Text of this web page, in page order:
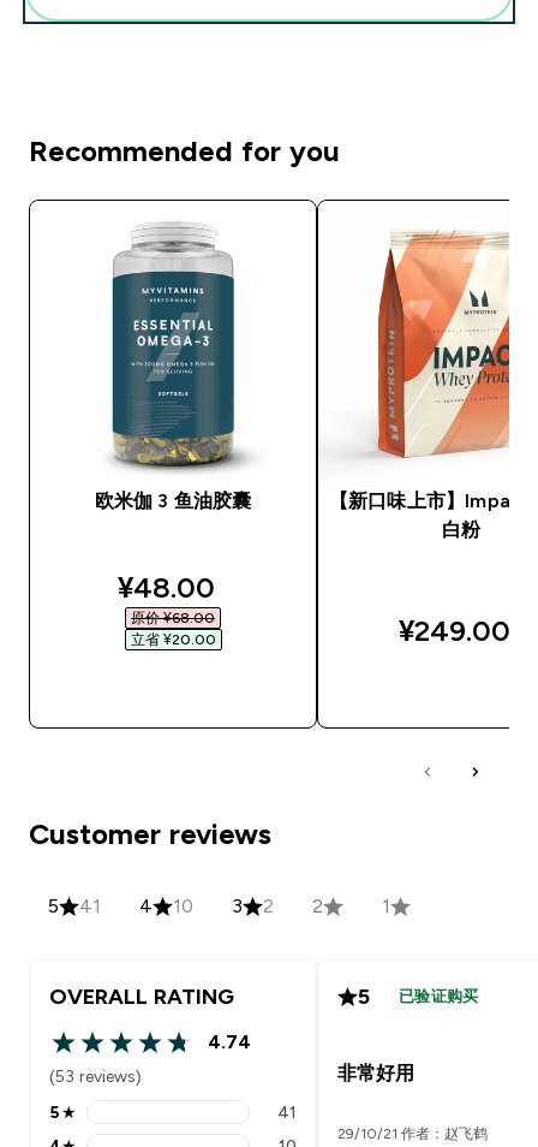
Recommended for you
欧米伽 3 鱼油胶囊
discounted price
¥48.00‎
原价 ¥68.00‎
立省 ¥20.00‎
【新口味上市】Impact
白粉
¥249.00‎
Customer reviews
5 41 4 10 3 2 2 1
OVERALL RATING
4.74 out of 5 stars
4.74
(53 reviews)
5 stars rating 41 reviews
5★ 41
5 已验证购买
非常好用
29/10/21 作者：赵飞鹤